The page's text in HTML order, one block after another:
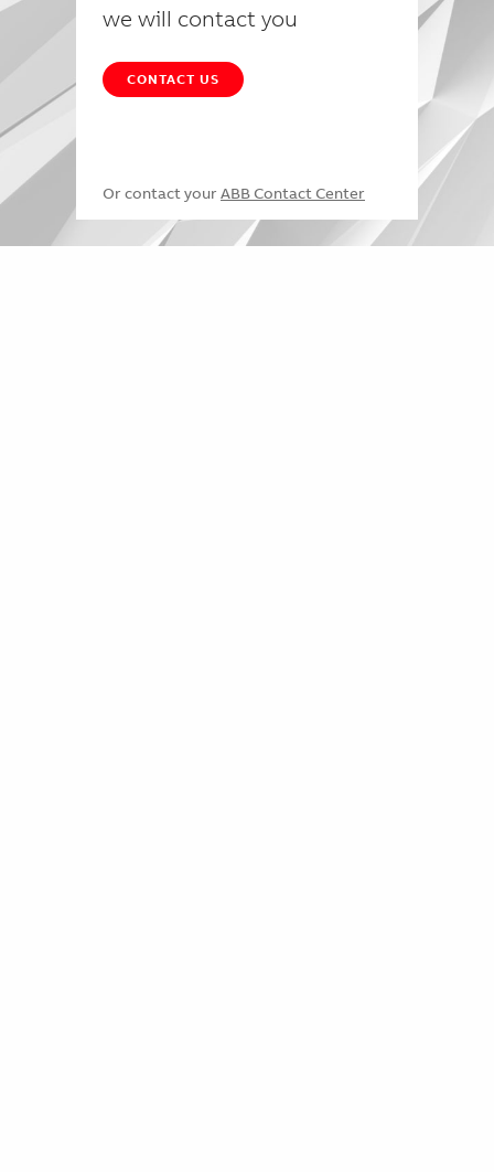
we will contact you
CONTACT US
Or contact your ABB Contact Center